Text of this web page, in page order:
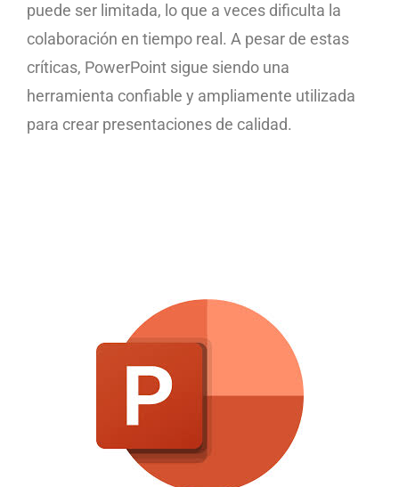
puede ser limitada, lo que a veces dificulta la
colaboración en tiempo real. A pesar de estas
críticas, PowerPoint sigue siendo una
herramienta confiable y ampliamente utilizada
para crear presentaciones de calidad.